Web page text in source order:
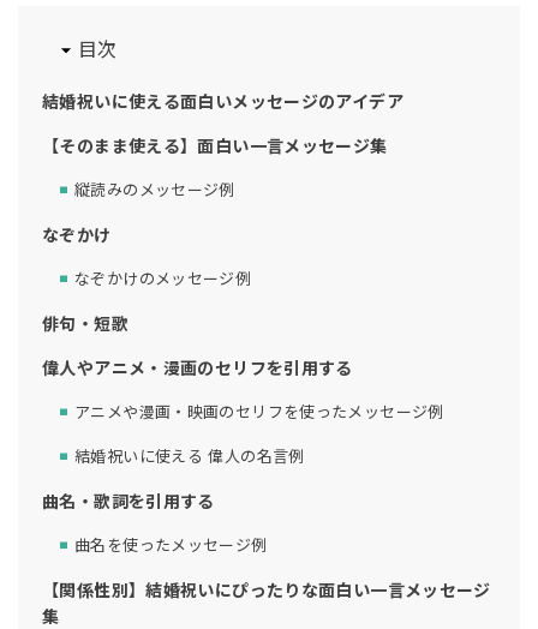
目次
結婚祝いに使える面白いメッセージのアイデア
【そのまま使える】面白い一言メッセージ集
縦読みのメッセージ例
なぞかけ
なぞかけのメッセージ例
俳句・短歌
偉人やアニメ・漫画のセリフを引用する
アニメや漫画・映画のセリフを使ったメッセージ例
結婚祝いに使える 偉人の名言例
曲名・歌詞を引用する
曲名を使ったメッセージ例
【関係性別】結婚祝いにぴったりな面白い一言メッセージ
集